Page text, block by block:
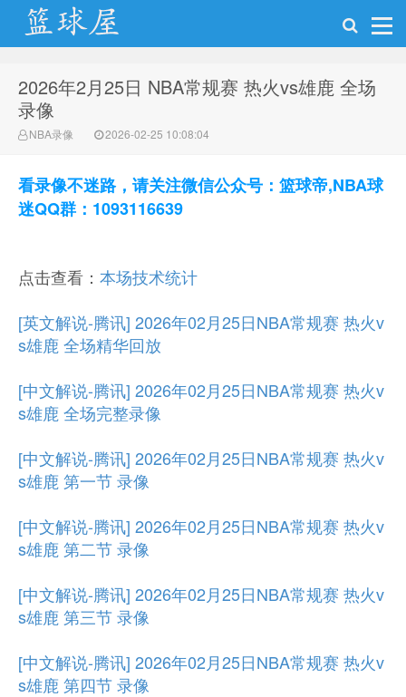
NBA录像网
2026年2月25日 NBA常规赛 热火vs雄鹿 全场
录像
NBA录像 2026-02-25 10:08:04
看录像不迷路，请关注微信公众号：篮球帝,NBA球
迷QQ群：1093116639
点击查看： 本场技术统计
[英文解说-腾讯] 2026年02月25日NBA常规赛 热火v
s雄鹿 全场精华回放
[中文解说-腾讯] 2026年02月25日NBA常规赛 热火v
s雄鹿 全场完整录像
[中文解说-腾讯] 2026年02月25日NBA常规赛 热火v
s雄鹿 第一节 录像
[中文解说-腾讯] 2026年02月25日NBA常规赛 热火v
s雄鹿 第二节 录像
[中文解说-腾讯] 2026年02月25日NBA常规赛 热火v
s雄鹿 第三节 录像
[中文解说-腾讯] 2026年02月25日NBA常规赛 热火v
s雄鹿 第四节 录像